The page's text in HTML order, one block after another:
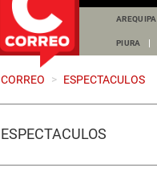
AREQUIPA
PIURA
CORREO > ESPECTACULOS
ESPECTÁCULOS